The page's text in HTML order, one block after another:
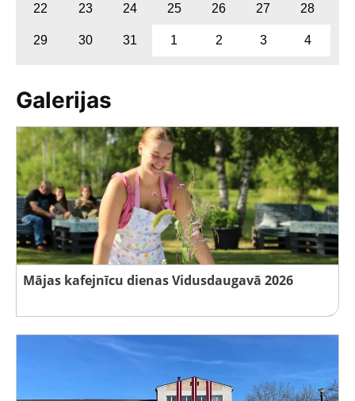
22 23 24 25 26 27 28
29 30 31 1 2 3 4
Galerijas
Mājas kafejnīcu dienas Vidusdaugavā 2026